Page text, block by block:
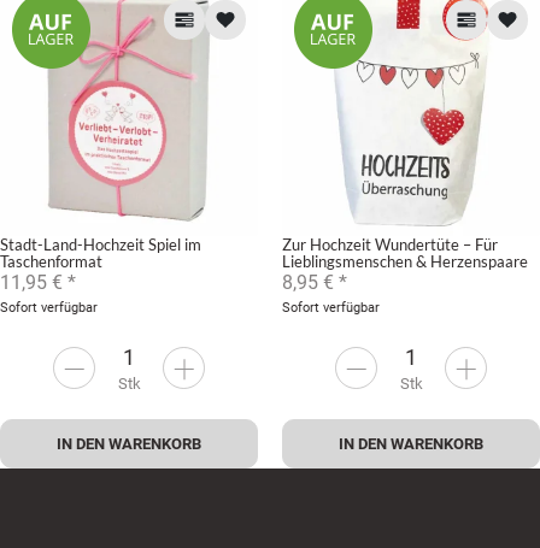
Stadt-Land-Hochzeit Spiel im
Taschenformat
11,95 € *
Sofort verfügbar
Stk
IN DEN WARENKORB
Zur Hochzeit Wundertüte – Für
Lieblingsmenschen & Herzenspaare
8,95 € *
Sofort verfügbar
Stk
IN DEN WARENKORB